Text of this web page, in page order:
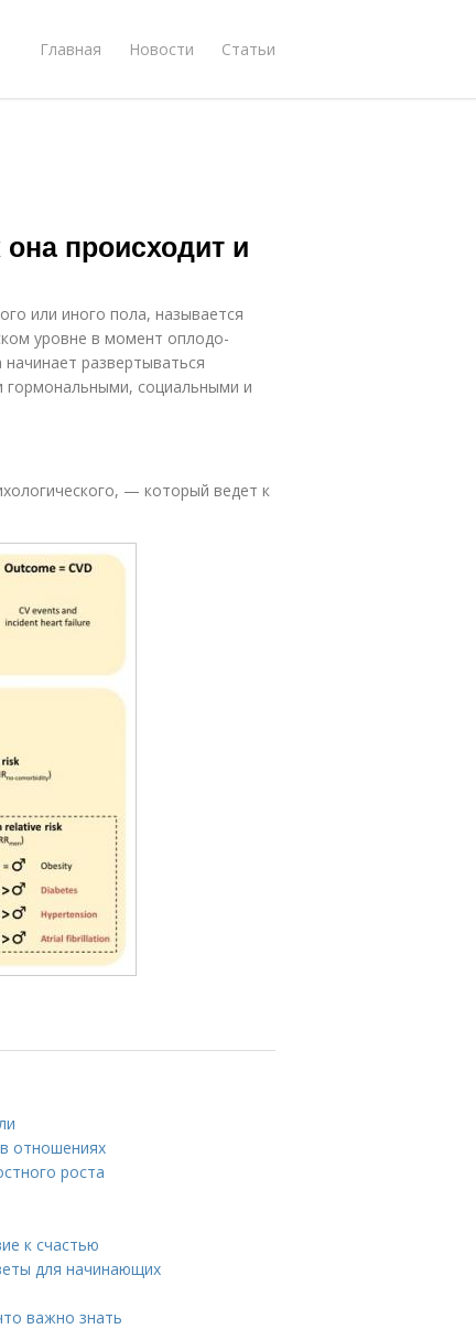
Главная Новости Статьи
происходит и
или иного пола, назы­вается
уровне в момент оплодо­
развертываться
гормональными, социальными и
— который ведет к
отношениях
роста
к счастью
для начинающих
важно знать